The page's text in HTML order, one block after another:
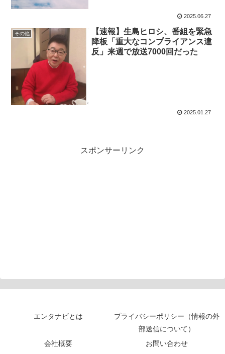
2025.06.27
その他
【速報】生島ヒロシ、番組を緊急
降板「重大なコンプライアンス違
反」来週で放送7000回だった
2025.01.27
スポンサーリンク
エンタナビとは
プライバシーポリシー（情報の外
部送信について）
会社概要
お問い合わせ